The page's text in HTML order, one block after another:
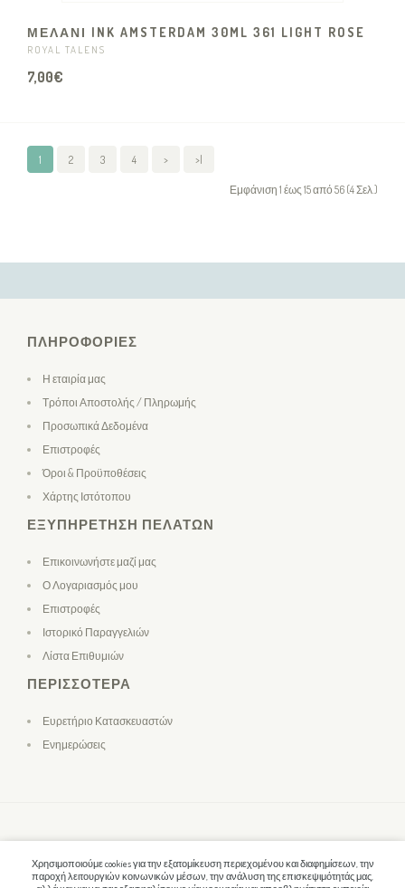
Χρησιμοποιούμε cookies για την εξατομίκευση περιεχομένου και διαφημίσεων, την
παροχή λειτουργιών κοινωνικών μέσων, την ανάλυση της επισκεψιμότητάς μας,
ΜΕΛΑΝΙ INK AMSTERDAM 30ML 361 LIGHT ROSE
ROYAL TALENS
7,00€
1 2 3 4 > >|
Εμφάνιση 1 έως 15 από 56 (4 Σελ.)
ΠΛΗΡΟΦΟΡΊΕΣ
Η εταιρία μας
Τρόποι Αποστολής / Πληρωμής
Προσωπικά Δεδομένα
Επιστροφές
Όροι & Προϋποθέσεις
Χάρτης Ιστότοπου
ΕΞΥΠΗΡΈΤΗΣΗ ΠΕΛΑΤΏΝ
Επικοινωνήστε μαζί μας
Ο Λογαριασμός μου
Επιστροφές
Ιστορικό Παραγγελιών
Λίστα Επιθυμιών
ΠΕΡΙΣΣΌΤΕΡΑ
Ευρετήριο Κατασκευαστών
Ενημερώσεις